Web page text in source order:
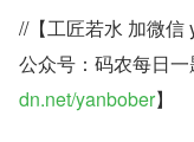
//【工匠若水 加微
公众号：码农每日
dn.net/yanbober】